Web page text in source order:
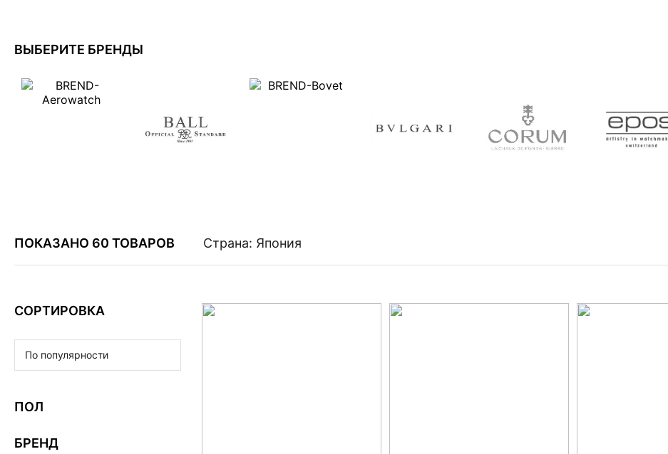
ВЫБЕРИТЕ БРЕНДЫ
ПОКАЗАНО 60 ТОВАРОВ Страна: Япония
СОРТИРОВКА
По популярности
ПОЛ
БРЕНД